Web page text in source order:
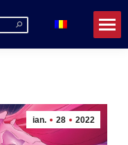
ian. 28 2022